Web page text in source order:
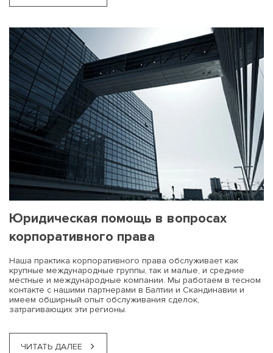
Юридическая помощь в вопросах
корпоративного права
Наша практика корпоративного права обслуживает как
крупные международные группы, так и малые, и средние
местные и международные компании. Мы работаем в тесном
контакте с нашими партнерами в Балтии и Скандинавии и
имеем обширный опыт обслуживания сделок,
затрагивающих эти регионы.
ЧИТАТЬ ДАЛЕЕ